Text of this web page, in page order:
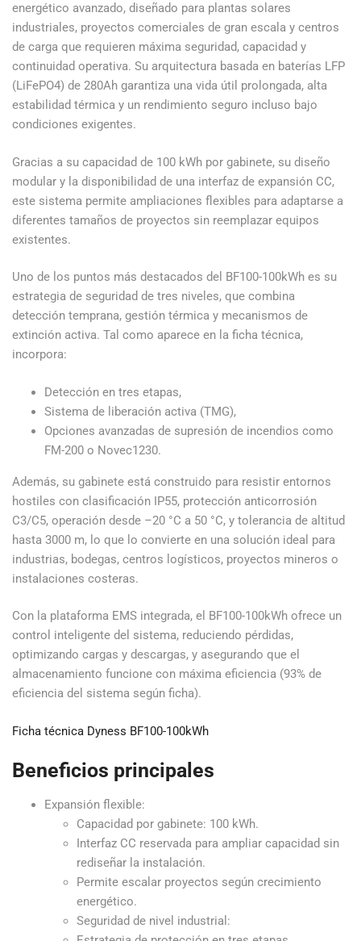
energético avanzado, diseñado para plantas solares
industriales, proyectos comerciales de gran escala y centros
de carga que requieren máxima seguridad, capacidad y
continuidad operativa. Su arquitectura basada en baterías LFP
(LiFePO4) de 280Ah garantiza una vida útil prolongada, alta
estabilidad térmica y un rendimiento seguro incluso bajo
condiciones exigentes.
Gracias a su capacidad de 100 kWh por gabinete, su diseño
modular y la disponibilidad de una interfaz de expansión CC,
este sistema permite ampliaciones flexibles para adaptarse a
diferentes tamaños de proyectos sin reemplazar equipos
existentes.
Uno de los puntos más destacados del BF100-100kWh es su
estrategia de seguridad de tres niveles, que combina
detección temprana, gestión térmica y mecanismos de
extinción activa. Tal como aparece en la ficha técnica,
incorpora:
Detección en tres etapas,
Sistema de liberación activa (TMG),
Opciones avanzadas de supresión de incendios como
FM-200 o Novec1230.
Además, su gabinete está construido para resistir entornos
hostiles con clasificación IP55, protección anticorrosión
C3/C5, operación desde –20 °C a 50 °C, y tolerancia de altitud
hasta 3000 m, lo que lo convierte en una solución ideal para
industrias, bodegas, centros logísticos, proyectos mineros o
instalaciones costeras.
Con la plataforma EMS integrada, el BF100-100kWh ofrece un
control inteligente del sistema, reduciendo pérdidas,
optimizando cargas y descargas, y asegurando que el
almacenamiento funcione con máxima eficiencia (93% de
eficiencia del sistema según ficha).
Ficha técnica Dyness BF100-100kWh
Beneficios principales
Expansión flexible:
Capacidad por gabinete: 100 kWh.
Interfaz CC reservada para ampliar capacidad sin
rediseñar la instalación.
Permite escalar proyectos según crecimiento
energético.
Seguridad de nivel industrial: